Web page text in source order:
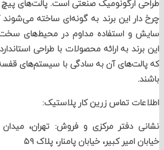
صنعتی است. پالت‌های پیچ و مهره
این برند به گونه‌ای ساخته می‌شوند که دوام
استفاده مداوم در محیط‌های سخت
به ارائه محصولات با طراحی استاندارد
آن به سادگی با سیستم‌های قفسه‌بندی
تماس زرین کار پلاستیک:
دفتر مرکزی و فروش: تهران، میدان
کبیر، خیابان پامنار، پلاک ۵۹